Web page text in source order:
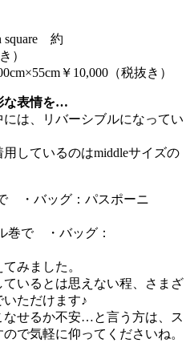
square 約
）
￥10,000（税抜き）
な表情を…
は、リバーシブルになってい
しているのはmiddleサイズの
・バッグ：パスポーニ
巻で ・バッグ：
みました。
いるとは思えない程、さまざ
ただけます♪
せるか不安…と言う方は、ス
で気軽に仰ってくださいね。